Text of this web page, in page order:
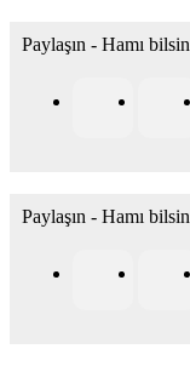
Paylaşın - Hamı bilsin
Paylaşın - Hamı bilsin